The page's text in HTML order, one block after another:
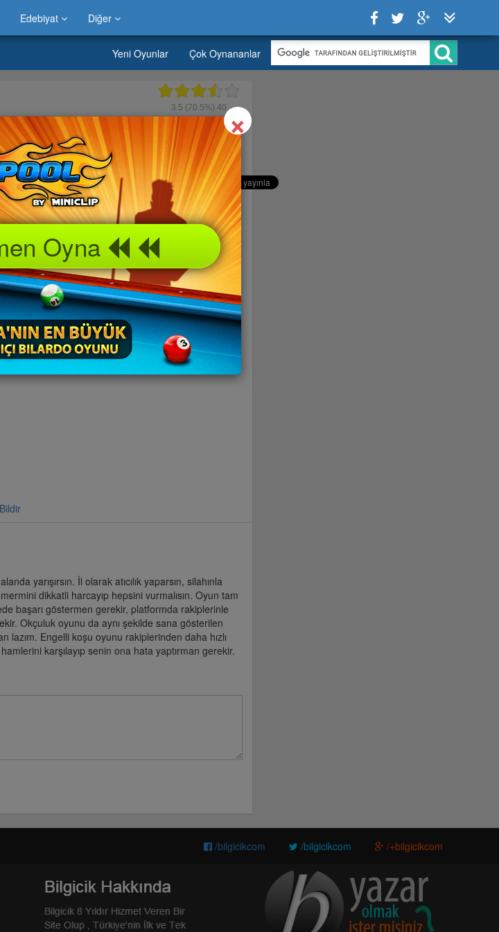
Edebiyat Diğer
Yeni Oyunlar Çok Oynananlar
3.5 (70.5%) 40
Fotoğraflara Tıklayınız!
yarışırsın. İl olarak atıcılık yaparsın, silahınla
dikkatli harcayıp hepsini vurmalısın. Oyun tam
başarı göstermen gerekir, platformda rakiplerinle
Okçuluk oyunu da aynı şekilde sana gösterilen
Engelli koşu oyunu rakiplerinden daha hızlı
karşılayıp senin ona hata yaptırman gerekir.
/bilgicikcom /bilgicikcom /+bilgicikcom
×Close
Oyna